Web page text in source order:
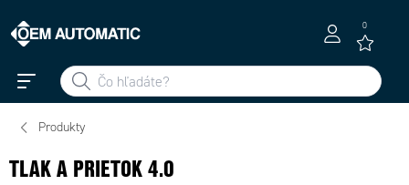
0
Produkty
TLAK A PRIETOK 4.0